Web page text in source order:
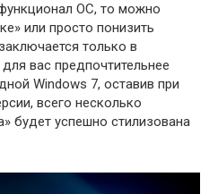
ОС, то можно
или просто понизить
только в
вас предпочтительнее
Windows 7, оставив при
всего несколько
будет успешно стилизована